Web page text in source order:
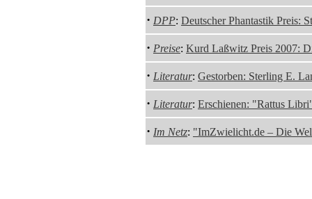
· DPP: Deutscher Phantastik Preis:
· Preise: Kurd Laßwitz Preis 2007:
· Literatur: Gestorben: Sterling E.
· Literatur: Erschienen: "Rattus
· Im Netz: "ImZwielicht.de – Die